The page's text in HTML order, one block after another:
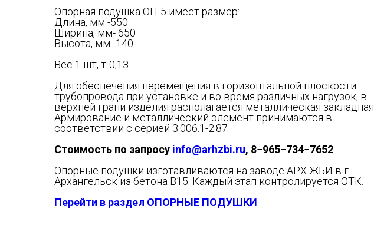
Опорная подушка ОП-5 имеет размер:
Длина, мм -550
Ширина, мм- 650
Высота, мм- 140
Вес 1 шт, т-0,13
Для обеспечения перемещения в горизонтальной плоскости
трубопровода при установке и во время различных нагрузок, в
верхней грани изделия располагается металлическая закладная.
Армирование и металлический элемент принимаются в
соответствии с серией 3.006.1-2.87
Стоимость по запросу info@arhzbi.ru, 8−965−734−7652
Опорные подушки изготавливаются на заводе АРХ ЖБИ в г.
Архангельск из бетона В15. Каждый этап контролируется ОТК.
Перейти в раздел ОПОРНЫЕ ПОДУШКИ